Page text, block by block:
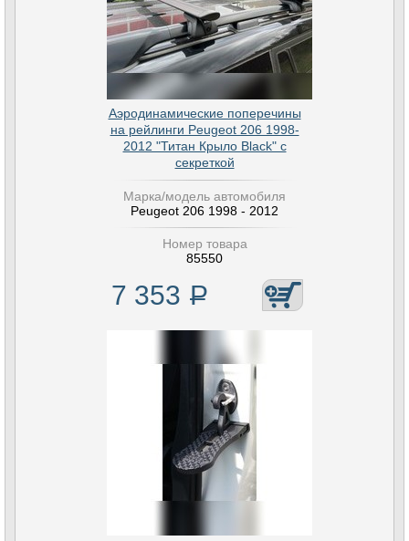
Аэродинамические поперечины
на рейлинги Peugeot 206 1998-
2012 "Титан Крыло Black" с
секреткой
Марка/модель автомобиля
Peugeot 206 1998 - 2012
Номер товара
85550
7 353 Р